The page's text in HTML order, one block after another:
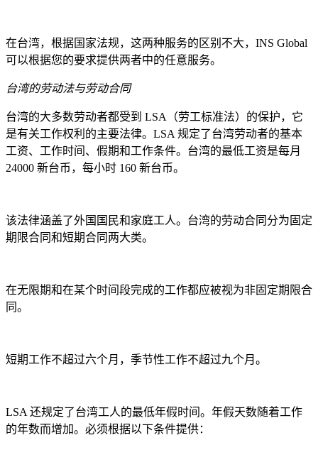
在台湾，根据国家法规，这两种服务的区别不大，INS Global
可以根据您的要求提供两者中的任意服务。
台湾的劳动法与劳动合同
台湾的大多数劳动者都受到 LSA（劳工标准法）的保护，它
是有关工作权利的主要法律。LSA 规定了台湾劳动者的基本
工资、工作时间、假期和工作条件。台湾的最低工资是每月
24000 新台币，每小时 160 新台币。
该法律涵盖了外国国民和家庭工人。台湾的劳动合同分为固定
期限合同和短期合同两大类。
在无限期和在某个时间段完成的工作都应被视为非固定期限合
同。
短期工作不超过六个月，季节性工作不超过九个月。
LSA 还规定了台湾工人的最低年假时间。年假天数随着工作
的年数而增加。必须根据以下条件提供：